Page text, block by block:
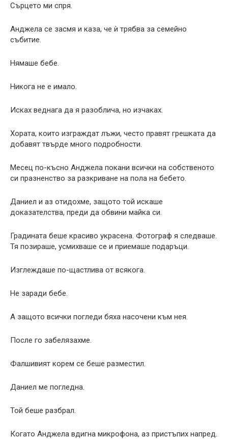
Сърцето ми спря.
Анджела се засмя и каза, че ѝ трябва за семейно
събитие.
Нямаше бебе.
Никога не е имало.
Исках веднага да я разоблича, но изчаках.
Хората, които изграждат лъжи, често правят грешката да
добавят твърде много подробности.
Месец по-късно Анджела покани всички на собственото
си празненство за разкриване на пола на бебето.
Даниел и аз отидохме, защото той искаше
доказателства, преди да обвини майка си.
Градината беше красиво украсена. Фотограф я следваше.
Тя позираше, усмихваше се и приемаше подаръци.
Изглеждаше по-щастлива от всякога.
Не заради бебе.
А защото всички погледи бяха насочени към нея.
После го забелязахме.
Фалшивият корем се беше разместил.
Даниел ме погледна.
Той беше разбрал.
Когато Анджела вдигна микрофона, аз пристъпих напред.